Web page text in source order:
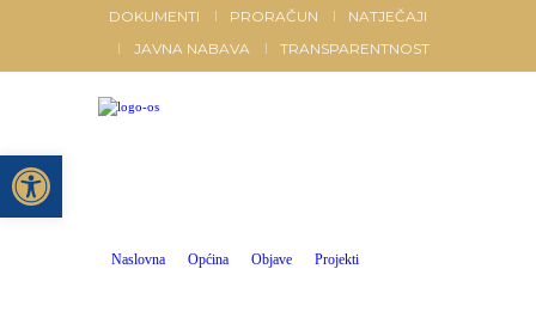
Open toolbar
DOKUMENTI PRORAČUN
NATJEČAJI
JAVNA NABAVA
TRANSPARENTNOST
Naslovna Općina Objave Projekti